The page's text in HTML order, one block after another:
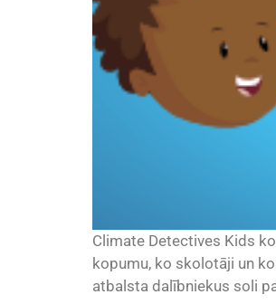
Climate Detectives Kids
kopumu, ko skolotāji un
atbalsta dalībniekus soli